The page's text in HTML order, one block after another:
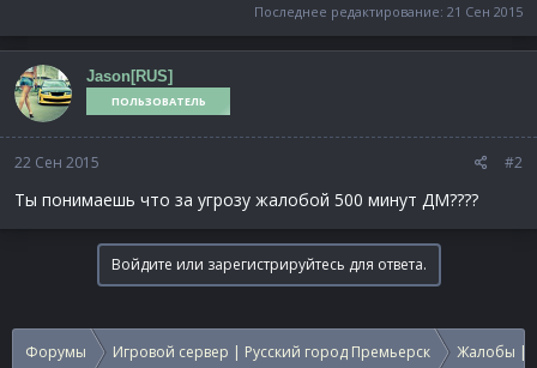
Последнее редактирование: 21 Сен 2015
Jason[RUS]
ПОЛЬЗОВАТЕЛЬ
22 Сен 2015 #2
Ты понимаешь что за угрозу жалобой 500 минут ДМ????
Войдите или зарегистрируйтесь для ответа.
Форумы Игровой сервер | Русский город Премьерск Жалобы |